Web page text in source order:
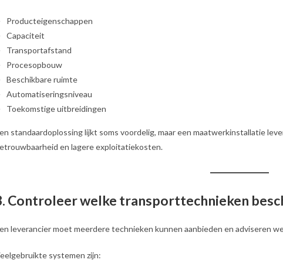
Producteigenschappen
Capaciteit
Transportafstand
Procesopbouw
Beschikbare ruimte
Automatiseringsniveau
Toekomstige uitbreidingen
standaardoplossing lijkt soms voordelig, maar een maatwerkinstallatie
en lagere exploitatiekosten.
Controleer welke transporttechnieken
leverancier moet meerdere technieken kunnen aanbieden en adviseren
systemen zijn: